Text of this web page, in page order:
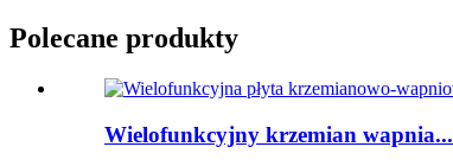
Polecane produkty
Wielofunkcyjny krzemian wapnia...